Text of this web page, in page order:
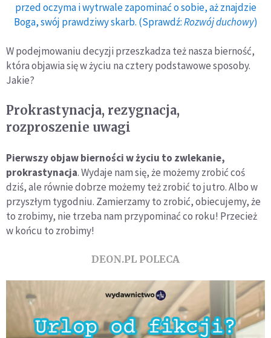
przed oczyma i wytrwale zapominać o sobie, aż znajdzie
Boga, swój prawdziwy skarb. (Sprawdź:Rozwój duchowy)
W podejmowaniu decyzji przeszkadza też nasza bierność,
która objawia się w życiu na cztery podstawowe sposoby.
Jakie?
Prokrastynacja, rezygnacja,
rozproszenie uwagi
Pierwszy objaw bierności w życiu to zwlekanie,
prokrastynacja. Wydaje nam się, że możemy zrobić coś
dziś, ale równie dobrze możemy też zrobić to jutro. Albo w
przyszłym tygodniu. Zamierzamy to zrobić, obiecujemy, że
to zrobimy, nie trzeba nam przypominać co roku! Przecież
w końcu to zrobimy!
DEON.PL POLECA